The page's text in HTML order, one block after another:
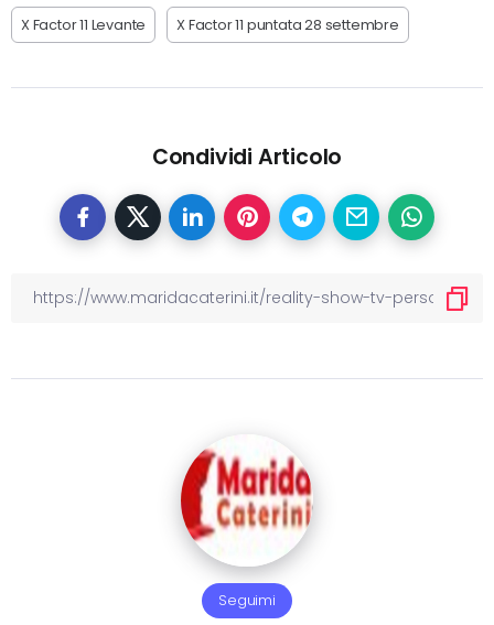
X Factor 11 Levante X Factor 11 puntata 28 settembre
Condividi Articolo
Seguimi